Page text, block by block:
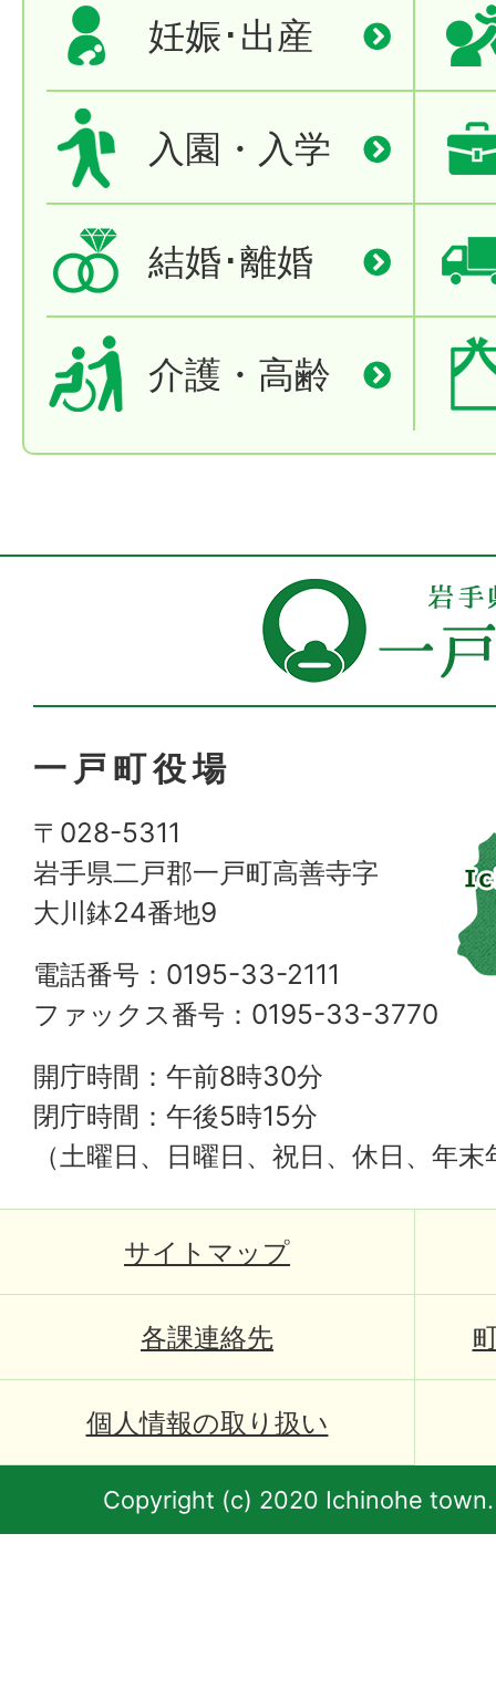
妊娠･出産
入園・入学
結婚･離婚
介護・高齢
一戸町役場
〒028-5311
岩手県二戸郡一戸町高善寺字
大川鉢24番地9
電話番号：0195-33-2111
ファックス番号：0195-33-3770
開庁時間：午前8時30分
閉庁時間：午後5時15分
（土曜日、日曜日、祝日、休日、年
サイトマップ
各課連絡先
個人情報の取り扱い
Copyright (c) 2020 Ichinohe